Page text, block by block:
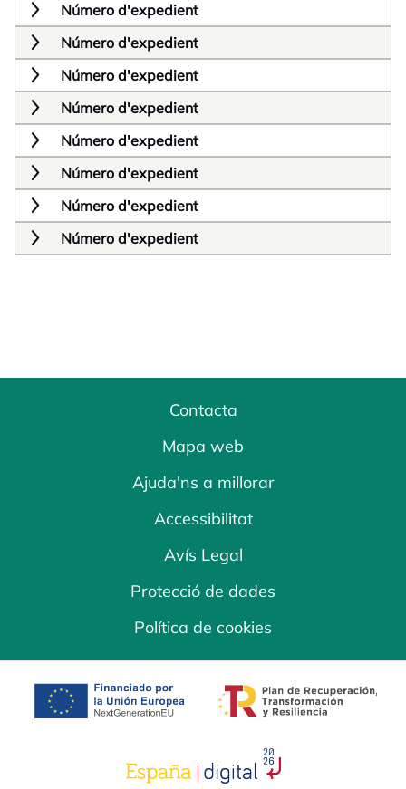
Número d'expedient
Número d'expedient
Número d'expedient
Número d'expedient
Número d'expedient
Número d'expedient
Número d'expedient
Número d'expedient
Contacta
Mapa web
Ajuda'ns a millorar
Accessibilitat
Avís Legal
Protecció de dades
Política de cookies
opens in a new tab opens in a new
opens in a new tab